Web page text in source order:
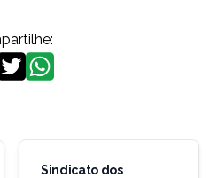
Sindicato dos